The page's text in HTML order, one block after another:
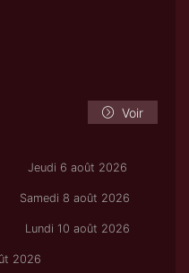
Voir
Jeudi 6 août 2026
Samedi 8 août 2026
Lundi 10 août 2026
2026